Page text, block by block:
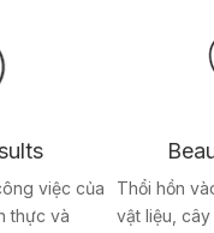
việc của
thực và
Thổi hồn
vật liệu,